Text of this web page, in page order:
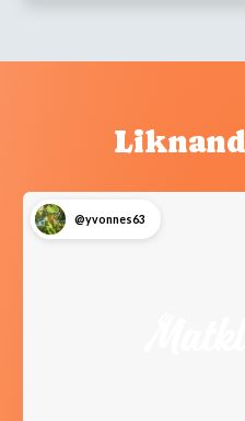
@yvonnes63